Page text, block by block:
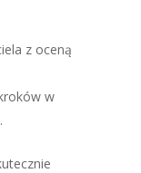
z oceną
w